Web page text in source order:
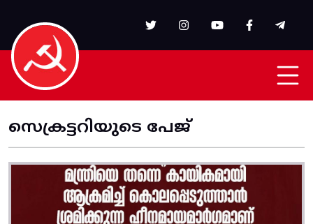
സെക്രട്ടറിയുടെ പേജ്